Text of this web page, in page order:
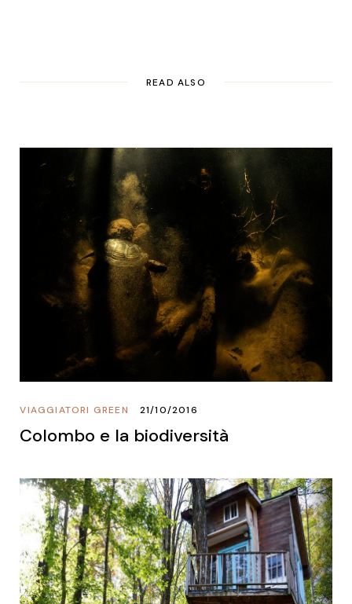
READ ALSO
VIAGGIATORI GREEN 21/10/2016
Colombo e la biodiversità